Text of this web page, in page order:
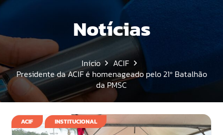
Notícias
Início
ACIF
Presidente da ACIF é homenageado pelo 21º Batalhão
da PMSC
ACIF INSTITUCIONAL